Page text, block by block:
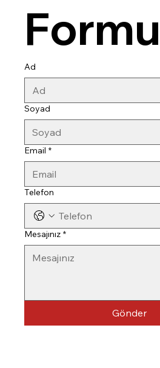
Formu
Ad
Soyad
Email *
Telefon
Mesajınız *
Gönder